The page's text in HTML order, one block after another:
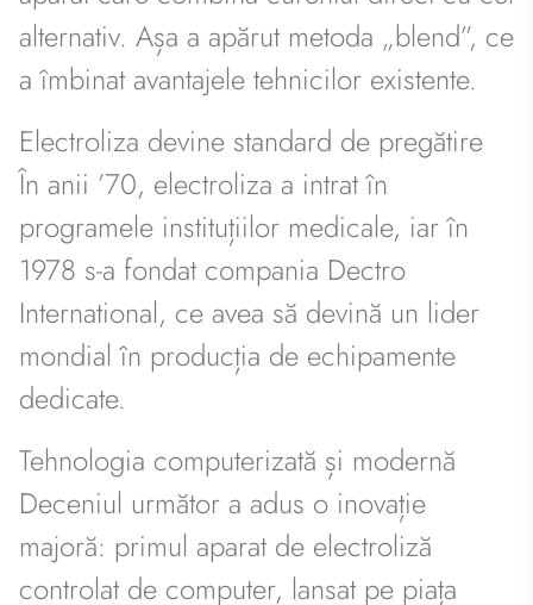
alternativ. Așa a apărut metoda „blend”, ce
a îmbinat avantajele tehnicilor existente.
Electroliza devine standard de pregătire
În anii ’70, electroliza a intrat în
programele instituțiilor medicale, iar în
1978 s-a fondat compania Dectro
International, ce avea să devină un lider
mondial în producția de echipamente
dedicate.
Tehnologia computerizată și modernă
Deceniul următor a adus o inovație
majoră: primul aparat de electroliză
controlat de computer, lansat pe piața